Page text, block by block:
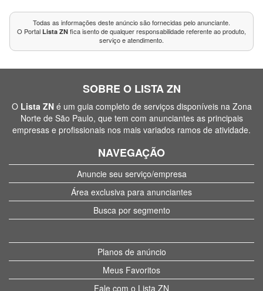
Todas as informações deste anúncio são fornecidas pelo anunciante.
O Portal Lista ZN fica isento de qualquer responsabilidade referente ao produto,
serviço e atendimento.
SOBRE O LISTA ZN
O Lista ZNé um guia completo de serviços disponíveis na Zona
Norte de São Paulo, que tem com anunciantes as principais
empresas e profissionais nos mais variados ramos de atividade.
NAVEGAÇÃO
Anuncie seu serviço/empresa
Área exclusiva para anunciantes
Busca por segmento
Planos de anúncio
Meus Favoritos
Fale com o Lista ZN